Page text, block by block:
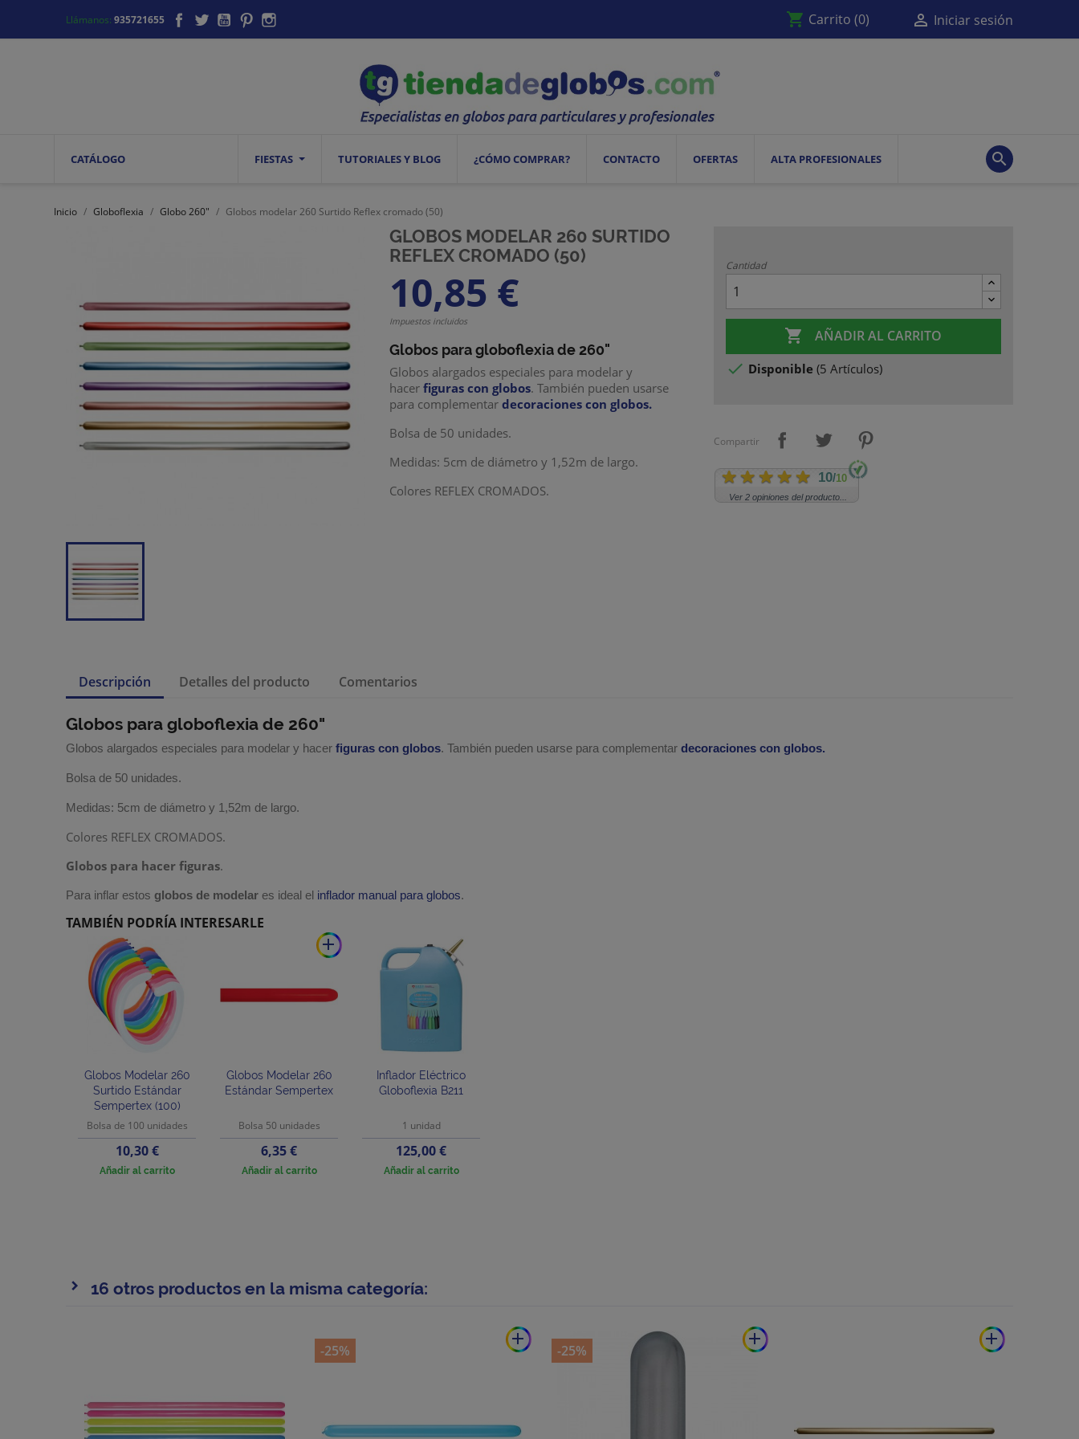
Llámanos:935721655 Facebook
TwitterYouTubePinterest shopping_cart Carrito (0)  Iniciar sesión
CATÁLOGO FIESTAS TUTORIALES Y BLOG ¿CÓMO COMPRAR? CONTACTO OFERTAS ALTA PROFESIONALES 
Inicio Globoflexia Globo 260" Globos modelar 260 Surtido Reflex cromado (50)
GLOBOS MODELAR 260 SURTIDO
REFLEX CROMADO (50)
10,85 €
Impuestos incluidos
Globos para globoflexia de 260"
Globos alargados especiales para modelar y
hacerfiguras con globos. También pueden usarse
para complementardecoraciones con globos.
Bolsa de 50 unidades.
Medidas: 5cm de diámetro y 1,52m de largo.
Colores REFLEX CROMADOS.
Cantidad
 AÑADIR AL CARRITO
 Disponible (5 Artículos)
Compartir
10/10
Ver 2 opiniones del producto...
Descripción Detalles del producto Comentarios
Globos para globoflexia de 260"
Globos alargados especiales para modelar y hacerfiguras con globos. También pueden usarse para complementardecoraciones con globos.
Bolsa de 50 unidades.
Medidas: 5cm de diámetro y 1,52m de largo.
Colores REFLEX CROMADOS.
Globos para hacer figuras.
Para inflar estos globos de modelar es ideal el inflador manual para globos.
TAMBIÉN PODRÍA INTERESARLE
Globos Modelar 260
Surtido Estándar
Sempertex (100)
Bolsa de 100 unidades
Precio
10,30 €
Añadir al carrito
add
Globos Modelar 260
Estándar Sempertex
Bolsa 50 unidades
Precio
6,35 €
Añadir al carrito
Inflador Eléctrico
Globoflexia B211
1 unidad
Precio
125,00 €
Añadir al carrito
16 otros productos en la misma categoría:
add
-25%
add
-25%
add